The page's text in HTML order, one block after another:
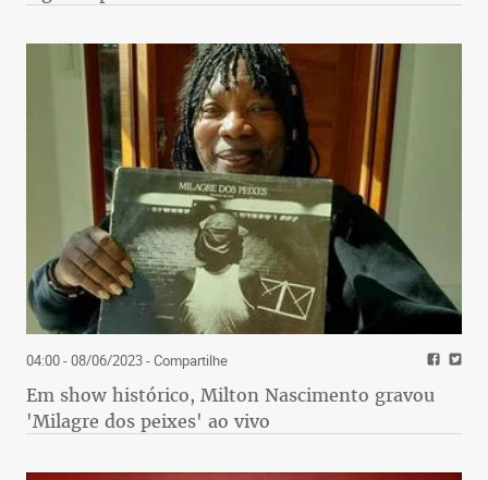
04:00 - 08/06/2023- Compartilhe
Em show histórico, Milton Nascimento gravou
'Milagre dos peixes' ao vivo